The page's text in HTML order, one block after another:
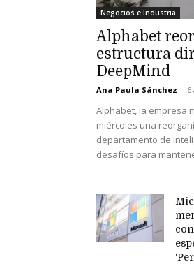
Negocios e Industria
Alphabet
estructura
DeepMind
Ana Paula Sánchez - 6
Alphabet, la empresa
miércoles una
departamento de
desafíos para